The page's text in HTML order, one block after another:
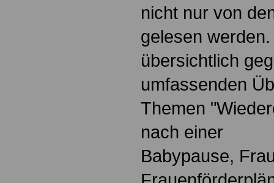
nicht nur von
gelesen
übersichtlich
umfassenden
Themen
nach einer
Babypause,